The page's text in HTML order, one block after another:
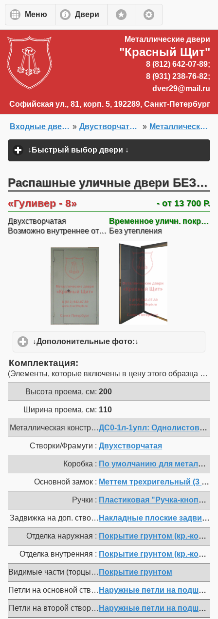
Перейти к основному содержанию
Меню
Двери
Металлические двери
"Красный Щит"
8 (812) 642-07-89;
8 (931) 238-76-82;
dver29@mail.ru
Софийская ул., 81, корп. 5, 192289, Санкт-Петербург
Металлические входные двухстворчатые двери
»
Двустворчатые распашные двери
»
Входные двери на заказ
↓Быстрый выбор двери ↓
Распашные уличные двери БЕЗ УТЕПЛЕНИЯ
Гуливер - 8 - от 13 700 Р.
Двухстворчатая
Временное уличн. покрытие
Возможно внутреннее открывание Без утепления
↓Дополонительные фото:↓
Комплектация
Элементы, которые включены в цену этого образца
Высота проема, см:200
Ширина проема, см: 110
Металлическая конструкция :ДС0-1л-1упл: Однолистовая
Створки/Фрамуги :Двухстворчатая
Коробка : По умолчанию для металл.
Основной замок : Меттем трехригельный (3
Ручки : Пластиковая "Ручка-кнопка"
Задвижка на доп. створке :Накладные плоские
Отделка наружная : Покрытие грунтом (кр.-
Отделка внутренняя : Покрытие грунтом (кр.-
Видимые части (торцы полотна, коробка, мет.
Покрытие грунтом
Петли на основной створке :Наружные петли на
Петли на второй створке :Наружные петли на